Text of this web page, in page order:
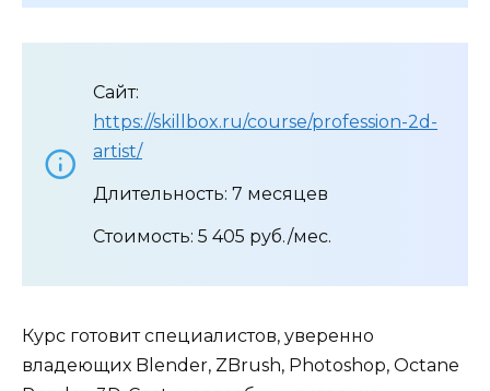
Сайт:
https://skillbox.ru/course/profession-2d-
artist/
Длительность: 7 месяцев
Стоимость: 5 405 руб./мес.
Курс готовит специалистов, уверенно
владеющих Blender, ZBrush, Photoshop, Octane